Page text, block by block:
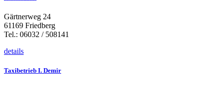
Gärtnerweg 24
61169 Friedberg
Tel.: 06032 / 508141
details
Taxibetrieb I. Demir